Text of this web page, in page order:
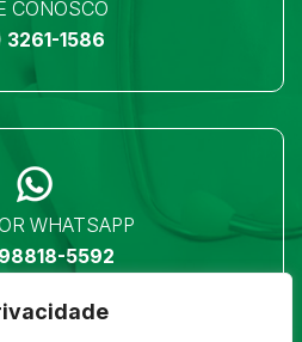
CONOSCO
3261-1586
WHATSAPP
5592